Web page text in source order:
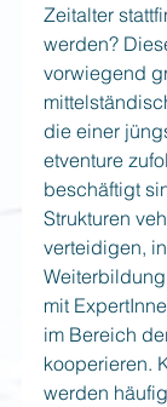
Zeitalter
werden?
vorwiegend
die einer
etventure
beschäftigt
Strukturen
verteidigen,
mit
im Bereich
kooperieren.
werden